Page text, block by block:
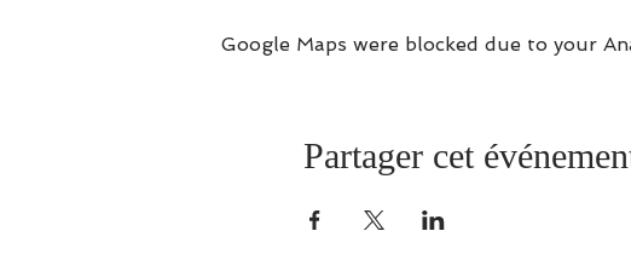
Google Maps were blocked due to your
Partager cet